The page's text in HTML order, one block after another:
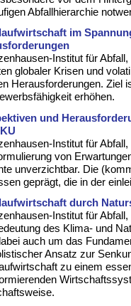
Abfallhierarchie
im
Institut für
globaler Krisen und
Herausforderungen. Ziel
erhöhen.
und
Institut für
von
unverzichtbar. Die
geprägt, die in der
durch
Institut für
des Klima- und
auch um das
Ansatz zur
zu einem